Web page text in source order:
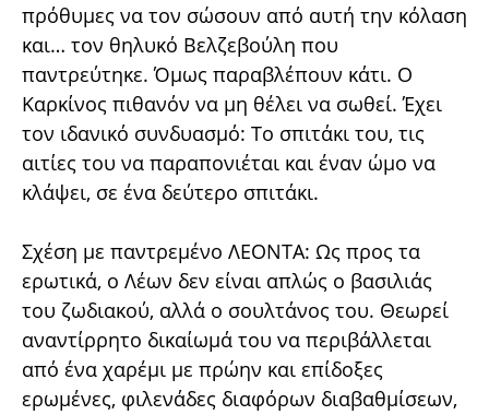
πρόθυμες να τον σώσουν από αυτή την κόλαση
και… τον θηλυκό Βελζεβούλη που
παντρεύτηκε. Όμως παραβλέπουν κάτι. Ο
Καρκίνος πιθανόν να μη θέλει να σωθεί. Έχει
τον ιδανικό συνδυασμό: Το σπιτάκι του, τις
αιτίες του να παραπονιέται και έναν ώμο να
κλάψει, σε ένα δεύτερο σπιτάκι.
Σχέση με παντρεμένο ΛΕΟΝΤΑ: Ως προς τα
ερωτικά, ο Λέων δεν είναι απλώς ο βασιλιάς
του ζωδιακού, αλλά ο σουλτάνος του. Θεωρεί
αναντίρρητο δικαίωμά του να περιβάλλεται
από ένα χαρέμι με πρώην και επίδοξες
ερωμένες, φιλενάδες διαφόρων διαβαθμίσεων,